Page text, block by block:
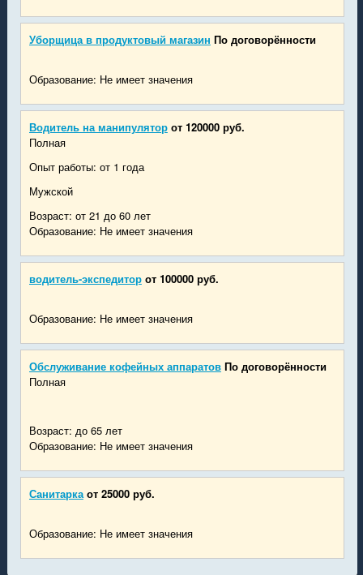
Уборщица в продуктовый магазин По договорённости
Образование: Не имеет значения
Водитель на манипулятор от 120000 руб.
Полная
Опыт работы: от 1 года
Мужской
Возраст: от 21 до 60 лет
Образование: Не имеет значения
водитель-экспедитор от 100000 руб.
Образование: Не имеет значения
Обслуживание кофейных аппаратов По договорённости
Полная
Возраст: до 65 лет
Образование: Не имеет значения
Санитарка от 25000 руб.
Образование: Не имеет значения